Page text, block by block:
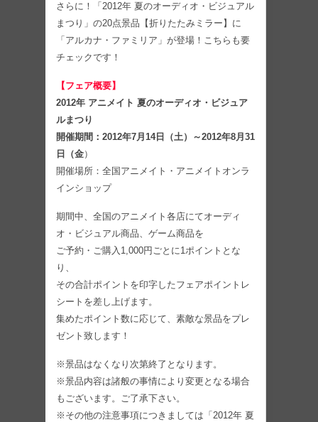
さらに！「2012年 夏のオーディオ・ビジュアル
まつり」の20点景品【折りたたみミラー】に
「アルカナ・ファミリア」が登場！こちらも要
チェックです！
【フェア概要】
2012年 アニメイト 夏のオーディオ・ビジュア
ルまつり
開催期間：2012年7月14日（土）～2012年8月31
日（金）
開催場所：全国アニメイト・アニメイトオンラ
インショップ
期間中、全国のアニメイト各店にてオーディ
オ・ビジュアル商品、ゲーム商品を
ご予約・ご購入1,000円ごとに1ポイントとな
り、
その合計ポイントを印字したフェアポイントレ
シートを差し上げます。
集めたポイント数に応じて、素敵な景品をプレ
ゼント致します！
※景品はなくなり次第終了となります。
※景品内容は諸般の事情により変更となる場合
もございます。ご了承下さい。
※その他の注意事項につきましては「2012年 夏